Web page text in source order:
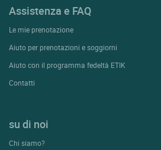
Assistenza e FAQ
Le mie prenotazione
Aiuto per prenotazioni e soggiorni
Aiuto con il programma fedeltà ETIK
Contatti
su di noi
Chi siamo?